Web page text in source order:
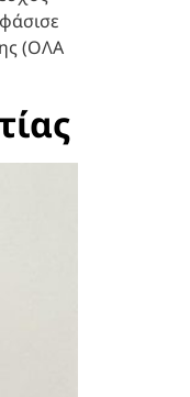
(ΟΛΑ